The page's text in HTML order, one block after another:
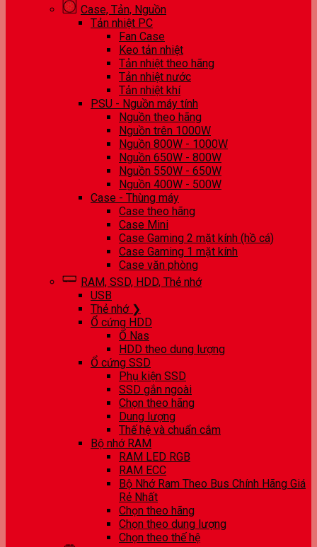
Case, Tản, Nguồn
Tản nhiệt PC
Fan Case
Keo tản nhiệt
Tản nhiệt theo hãng
Tản nhiệt nước
Tản nhiệt khí
PSU - Nguồn máy tính
Nguồn theo hãng
Nguồn trên 1000W
Nguồn 800W - 1000W
Nguồn 650W - 800W
Nguồn 550W - 650W
Nguồn 400W - 500W
Case - Thùng máy
Case theo hãng
Case Mini
Case Gaming 2 mặt kính (hồ cá)
Case Gaming 1 mặt kính
Case văn phòng
RAM, SSD, HDD, Thẻ nhớ
USB
Thẻ nhớ ❯
Ổ cứng HDD
Ổ Nas
HDD theo dung lượng
Ổ cứng SSD
Phụ kiện SSD
SSD gắn ngoài
Chọn theo hãng
Dung lượng
Thế hệ và chuẩn cắm
Bộ nhớ RAM
RAM LED RGB
RAM ECC
Bộ Nhớ Ram Theo Bus Chính Hãng Giá
Rẻ Nhất
Chọn theo hãng
Chọn theo dung lượng
Chọn theo thế hệ